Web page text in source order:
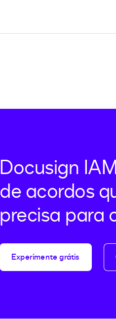
Docusign
de acordos
precisa para
Experimente grátis